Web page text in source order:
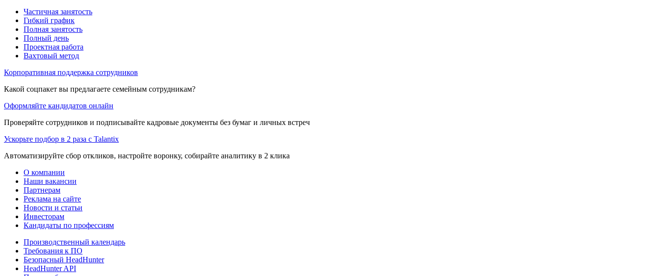
Частичная занятость
Гибкий график
Полная занятость
Полный день
Проектная работа
Вахтовый метод
Корпоративная поддержка сотрудников
Какой соцпакет вы предлагаете семейным сотрудникам?
Оформляйте кандидатов онлайн
Проверяйте сотрудников и подписывайте кадровые документы без бумаг и личных встреч
Ускорьте подбор в 2 раза с Talantix
Автоматизируйте сбор откликов, настройте воронку, собирайте аналитику в 2 клика
О компании
Наши вакансии
Партнерам
Реклама на сайте
Новости и статьи
Инвесторам
Кандидаты по профессиям
Производственный календарь
Требования к ПО
Безопасный HeadHunter
HeadHunter API